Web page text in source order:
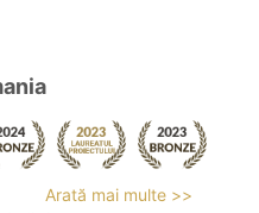
Arată mai multe >>